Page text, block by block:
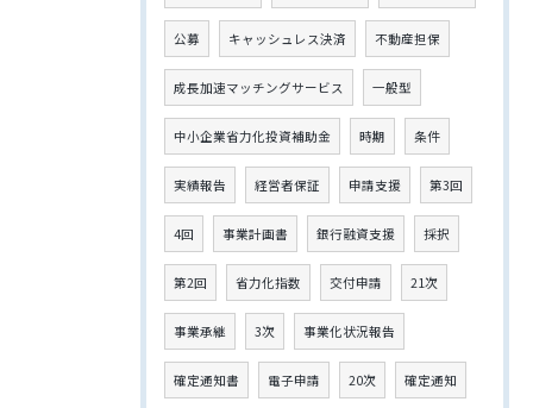
公募 キャッシュレス決済 不動産担保
成長加速マッチングサービス 一般型
中小企業省力化投資補助金 時期 条件
実績報告 経営者保証 申請支援 第3回
4回 事業計画書 銀行融資支援 採択
第2回 省力化指数 交付申請 21次
事業承継 3次 事業化状況報告
確定通知書 電子申請 20次 確定通知